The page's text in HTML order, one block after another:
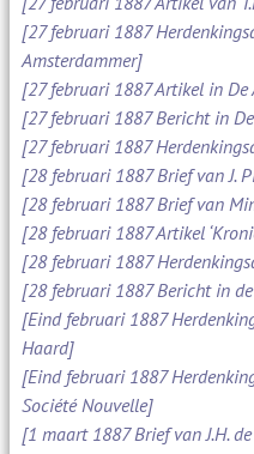
[27 februari 1887
Amsterdammer]
[27 februari 1887 Artikel in De
[27 februari 1887 Bericht in
[27 februari 1887
[28 februari 1887 Brief van J.
[28 februari 1887 Brief van
[28 februari 1887 Artikel
[28 februari 1887
[28 februari 1887 Bericht in
[Eind februari 1887
Haard]
[Eind februari 1887
Société Nouvelle]
[1 maart 1887 Brief van J.H.